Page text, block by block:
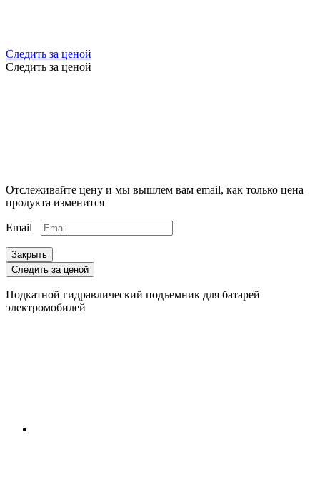
Следить за ценой
Следить за ценой
Отслеживайте цену и мы вышлем вам email, как только цена
продукта изменится
Email
Закрыть
Следить за ценой
Подкатной гидравлический подъемник для батарей
электромобилей